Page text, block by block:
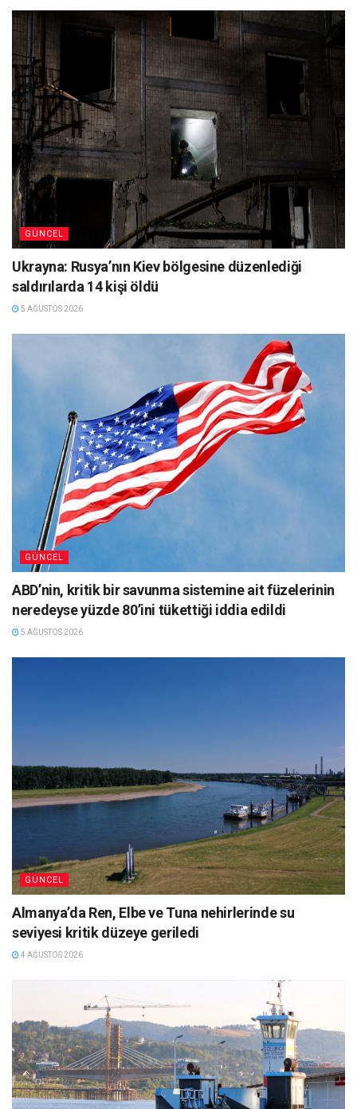
GÜNCEL
Ukrayna: Rusya’nın Kiev bölgesine düzenlediği
saldırılarda 14 kişi öldü
5 AĞUSTOS 2026
GÜNCEL
ABD’nin, kritik bir savunma sistemine ait füzelerinin
neredeyse yüzde 80’ini tükettiği iddia edildi
5 AĞUSTOS 2026
GÜNCEL
Almanya’da Ren, Elbe ve Tuna nehirlerinde su
seviyesi kritik düzeye geriledi
4 AĞUSTOS 2026